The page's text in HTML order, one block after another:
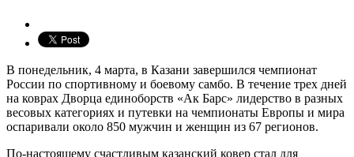
В понедельник, 4 марта, в Казани завершился чемпионат
России по спортивному и боевому самбо. В течение трех дней
на коврах Дворца единоборств «Ак Барс» лидерство в разных
весовых категориях и путевки на чемпионаты Европы и мира
оспаривали около 850 мужчин и женщин из 67 регионов.
По-настоящему счастливым казанский ковер стал для